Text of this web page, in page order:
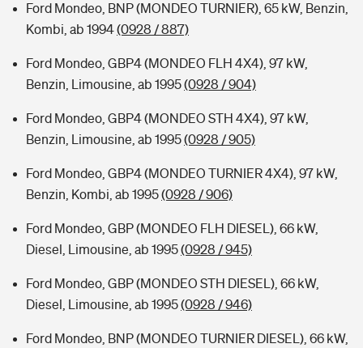
Ford Mondeo, BNP (MONDEO TURNIER), 65 kW, Benzin,
Kombi, ab 1994(0928 / 887)
Ford Mondeo, GBP4 (MONDEO FLH 4X4), 97 kW,
Benzin, Limousine, ab 1995(0928 / 904)
Ford Mondeo, GBP4 (MONDEO STH 4X4), 97 kW,
Benzin, Limousine, ab 1995(0928 / 905)
Ford Mondeo, GBP4 (MONDEO TURNIER 4X4), 97 kW,
Benzin, Kombi, ab 1995(0928 / 906)
Ford Mondeo, GBP (MONDEO FLH DIESEL), 66 kW,
Diesel, Limousine, ab 1995(0928 / 945)
Ford Mondeo, GBP (MONDEO STH DIESEL), 66 kW,
Diesel, Limousine, ab 1995(0928 / 946)
Ford Mondeo, BNP (MONDEO TURNIER DIESEL), 66 kW,